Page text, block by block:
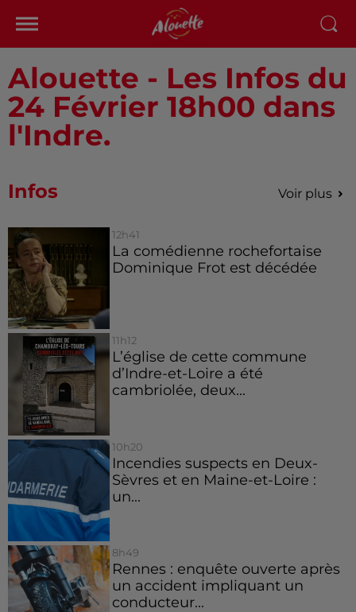
Alouette - Les Infos du
24 Février 18h00 dans
l'Indre.
Infos Voir plus
12h41
La comédienne rochefortaise
Dominique Frot est décédée
11h12
L’église de cette commune
d’Indre-et-Loire a été
cambriolée, deux...
10h20
Incendies suspects en Deux-
Sèvres et en Maine-et-Loire :
un...
8h49
Rennes : enquête ouverte après
un accident impliquant un
conducteur...